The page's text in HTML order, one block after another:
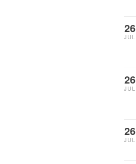
26
JUL
26
JUL
26
JUL